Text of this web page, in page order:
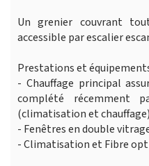
Un grenier couvrant
accessible par escalier
Prestations et
- Chauffage principal
complété récemment
(climatisation et
- Fenêtres en double
- Climatisation et Fibre